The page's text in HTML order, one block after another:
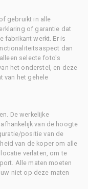
gebruikt in alle
of garantie dat
fabrikant werkt. Er is
dan
selecte foto's
het onderstel, en deze
van het gehele
De werkelijke
van de hoogte
positie van de
van de koper om alle
verlaten, om te
Alle maten moeten
niet op deze maten